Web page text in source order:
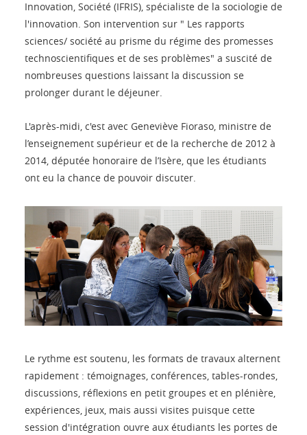
Innovation, Société (IFRIS), spécialiste de la sociologie de
l'innovation. Son intervention sur " Les rapports
sciences/ société au prisme du régime des promesses
technoscientifiques et de ses problèmes" a suscité de
nombreuses questions laissant la discussion se
prolonger durant le déjeuner.
L'après-midi, c'est avec Geneviève Fioraso, ministre de
l’enseignement supérieur et de la recherche de 2012 à
2014, députée honoraire de l’Isère, que les étudiants
ont eu la chance de pouvoir discuter.
Le rythme est soutenu, les formats de travaux alternent
rapidement : témoignages, conférences, tables-rondes,
discussions, réflexions en petit groupes et en plénière,
expériences, jeux, mais aussi visites puisque cette
session d'intégration ouvre aux étudiants les portes de